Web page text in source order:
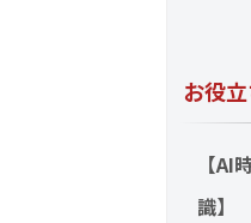
お役
【AI
識】